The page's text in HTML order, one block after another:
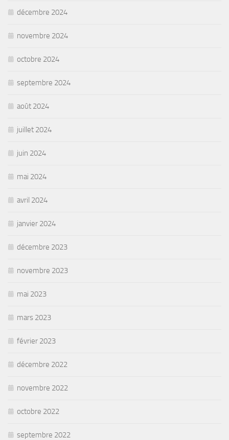
décembre 2024
novembre 2024
octobre 2024
septembre 2024
août 2024
juillet 2024
juin 2024
mai 2024
avril 2024
janvier 2024
décembre 2023
novembre 2023
mai 2023
mars 2023
février 2023
décembre 2022
novembre 2022
octobre 2022
septembre 2022